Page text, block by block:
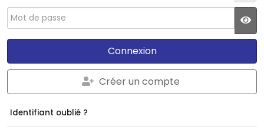
Mot de passe
Connexion
Créer un compte
Identifiant oublié ?